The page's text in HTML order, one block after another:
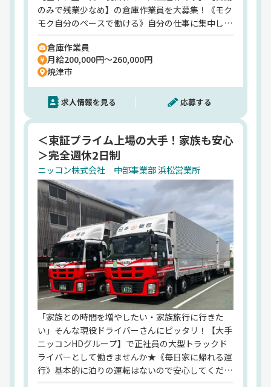
貨物自動車運送
貨物利用輸送
倉庫、通関、航空運送代理店、内外物資の輸出入・
販売
廃棄物の収集・運搬および処分に関する処理
自動車分解整備・自動車部品販売、貨物荷造梱包解
装作業
梱包原材料の製造・販売、物流関連機器の設計製
作・販売
機械器具・装置等の加工・組立・解体
リース、労働者派遣
医薬品・医薬部外品・化粧品・医療機器の製造・流
https://www.nikkon.co.jp/index.html
のみで残業少なめ】の倉庫作業員を大募集！《モク
モク自分のペースで働ける》自分の仕事に集中して
◎《業界大手のニッコンHDグループ》東証プライ
ム上場！従業員数は4000名以上！国内有数の大手
企業だからこそ「法令厳守を徹底」クリーンな環
境！「賞与年2回」「誕生日休暇・お子さんの看護
休暇あり」など各種手当も充実♪
倉庫作業員
月給200,000円～260,000円
焼津市
求人情報を見る 応募する
＜東証プライム上場の大手！家族も安心
＞完全週休2日制
ニッコン株式会社 中部事業部 浜松営業所
「家族との時間を増やしたい・家族旅行に行きた
い」そんな現役ドライバーさんにピッタリ！【大手
ニッコンHDグループ】で正社員の大型トラックド
ライバーとして働きませんか★《毎日家に帰れる運
行》基本的に泊りの運転はないので安心してくださ